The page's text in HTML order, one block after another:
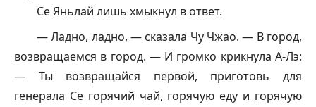
Се Яньлай лишь хмыкнул в ответ.
— Ладно, ладно, — сказала Чу Чжао. — В город,
возвращаемся в город. — И громко крикнула А-Лэ:
— Ты возвращайся первой, приготовь для
генерала Се горячий чай, горячую еду и горячую